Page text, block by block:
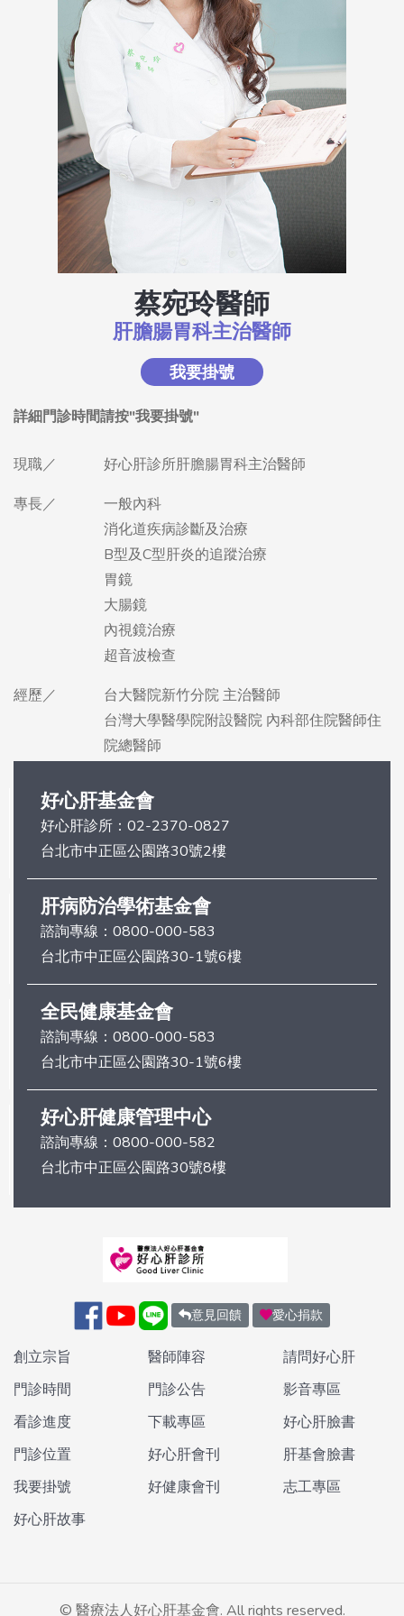
蔡宛玲醫師
肝膽腸胃科主治醫師
我要掛號
現職／
好心肝診所肝膽腸胃科主治醫師
專長／
一般內科
消化道疾病診斷及治療
B型及C型肝炎的追蹤治療
胃鏡
大腸鏡
內視鏡治療
超音波檢查
經歷／
台大醫院新竹分院 主治醫師
台灣大學醫學院附設醫院 內科部住院醫師住
院總醫師
好心肝基金會
好心肝診所： 02-2370-0827
台北市中正區公園路30號2樓
肝病防治學術基金會
諮詢專線： 0800-000-583
台北市中正區公園路30-1號6樓
全民健康基金會
諮詢專線： 0800-000-583
台北市中正區公園路30-1號6樓
好心肝健康管理中心
諮詢專線： 0800-000-582
台北市中正區公園路30號8樓
意見回饋 愛心捐款
創立宗旨
門診時間
看診進度
門診位置
我要掛號
醫師陣容
門診公告
下載專區
好心肝會刊
好健康會刊
請問好心肝
影音專區
好心肝臉書
肝基會臉書
志工專區
好心肝故事
© 醫療法人好心肝基金會. All rights reserved.